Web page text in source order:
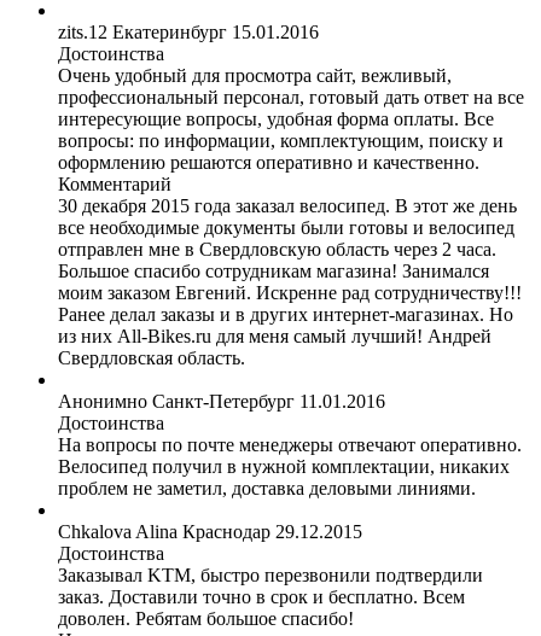
zits.12 Екатеринбург 15.01.2016
Достоинства
Очень удобный для просмотра сайт, вежливый,
профессиональный персонал, готовый дать ответ на все
интересующие вопросы, удобная форма оплаты. Все
вопросы: по информации, комплектующим, поиску и
оформлению решаются оперативно и качественно.
Комментарий
30 декабря 2015 года заказал велосипед. В этот же день
все необходимые документы были готовы и велосипед
отправлен мне в Свердловскую область через 2 часа.
Большое спасибо сотрудникам магазина! Занимался
моим заказом Евгений. Искренне рад сотрудничеству!!!
Ранее делал заказы и в других интернет-магазинах. Но
из них All-Bikes.ru для меня самый лучший! Андрей
Свердловская область.
Анонимно Санкт-Петербург 11.01.2016
Достоинства
На вопросы по почте менеджеры отвечают оперативно.
Велосипед получил в нужной комплектации, никаких
проблем не заметил, доставка деловыми линиями.
Chkalova Alina Краснодар 29.12.2015
Достоинства
Заказывал KTM, быстро перезвонили подтвердили
заказ. Доставили точно в срок и бесплатно. Всем
доволен. Ребятам большое спасибо!